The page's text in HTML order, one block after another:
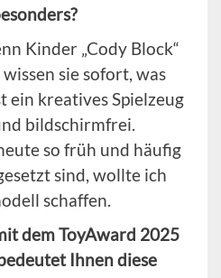
Kinder „Cody Block“
sie sofort, was
ein kreatives Spielzeug
bildschirmfrei.
so früh und häufig
sind, wollte ich
schaffen.
dem ToyAward 2025
Ihnen diese